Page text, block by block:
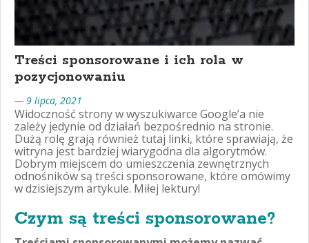
Treści sponsorowane i ich rola w
pozycjonowaniu
— 9 lipca, 2021
Widoczność strony w wyszukiwarce Google’a nie
zależy jedynie od działań bezpośrednio na stronie.
Dużą rolę grają również tutaj linki, które sprawiają, że
witryna jest bardziej wiarygodna dla algorytmów.
Dobrym miejscem do umieszczenia zewnętrznych
odnośników są treści sponsorowane, które omówimy
w dzisiejszym artykule. Miłej lektury!
Czym są treści sponsorowane?